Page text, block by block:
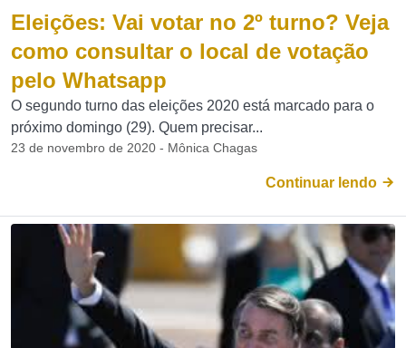
Eleições: Vai votar no 2º turno? Veja
como consultar o local de votação
pelo Whatsapp
O segundo turno das eleições 2020 está marcado para o
próximo domingo (29). Quem precisar...
23 de novembro de 2020 - Mônica Chagas
Continuar lendo